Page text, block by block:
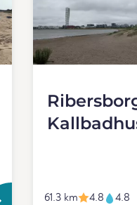
61.3 km 4.8 4.8